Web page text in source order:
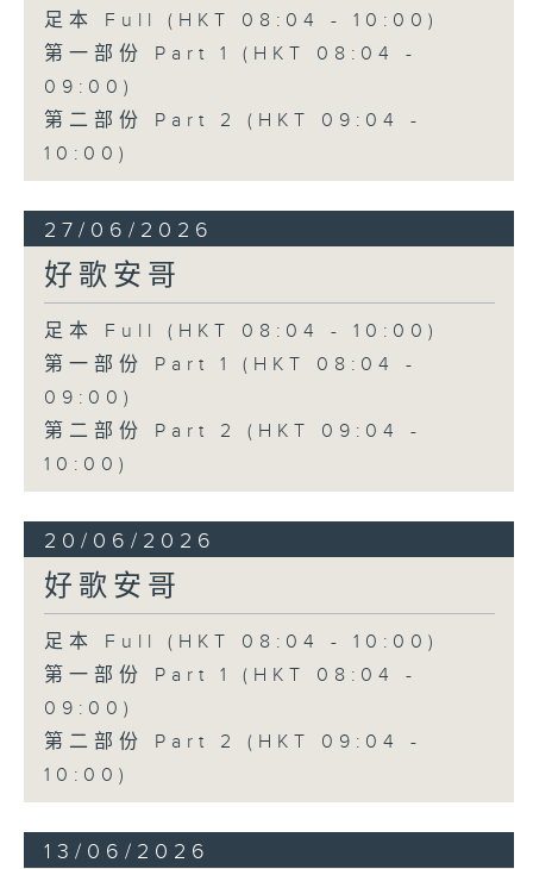
足本 Full (HKT 08:04 - 10:00)
第一部份 Part 1 (HKT 08:04 -
09:00)
第二部份 Part 2 (HKT 09:04 -
10:00)
27/06/2026
好歌安哥
足本 Full (HKT 08:04 - 10:00)
第一部份 Part 1 (HKT 08:04 -
09:00)
第二部份 Part 2 (HKT 09:04 -
10:00)
20/06/2026
好歌安哥
足本 Full (HKT 08:04 - 10:00)
第一部份 Part 1 (HKT 08:04 -
09:00)
第二部份 Part 2 (HKT 09:04 -
10:00)
13/06/2026